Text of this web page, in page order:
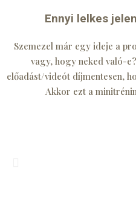
Ennyi lelkes
Szemezel már egy ideje a
vagy, hogy neked való-
előadást/videót díjmentesen,
Akkor ezt a